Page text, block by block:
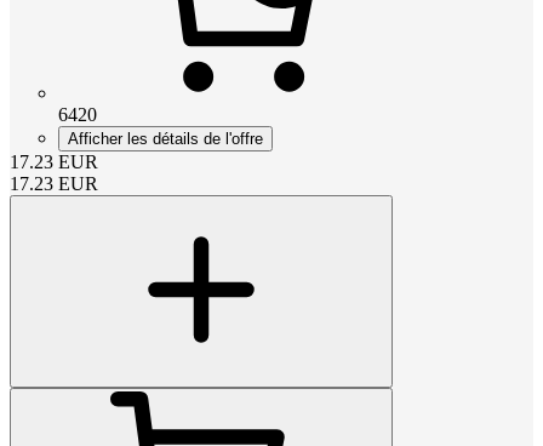
6420
Afficher les détails de l'offre
17.23 EUR
17.23 EUR